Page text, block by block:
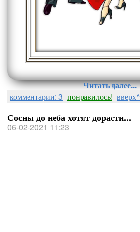
Читать далее...
комментарии: 3 понравилось! вверх^
Сосны до неба хотят дорасти...
06-02-2021 11:23